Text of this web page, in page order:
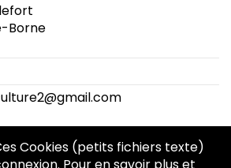
Borne
Cookies (petits fichiers texte)